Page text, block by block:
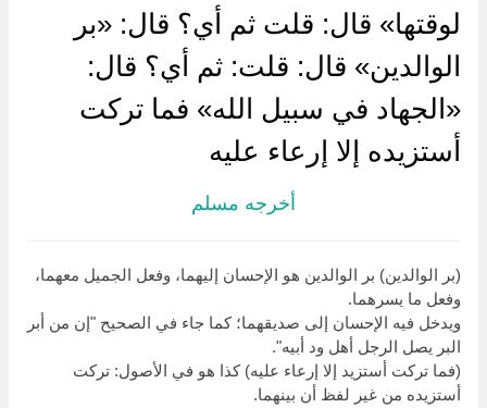
لوقتها» قال: قلت ثم أي؟ قال: «بر
الوالدين» قال: قلت: ثم أي؟ قال:
«الجهاد في سبيل الله» فما تركت
أستزيده إلا إرعاء عليه
أخرجه مسلم
(بر الوالدين) بر الوالدين هو الإحسان إليهما، وفعل الجميل معهما،
وفعل ما يسرهما.
ويدخل فيه الإحسان إلى صديقهما؛ كما جاء في الصحيح "إن من أبر
البر يصل الرجل أهل ود أبيه".
(فما تركت أستزيد إلا إرعاء عليه) كذا هو في الأصول: تركت
أستزيده من غير لفظ أن بينهما.